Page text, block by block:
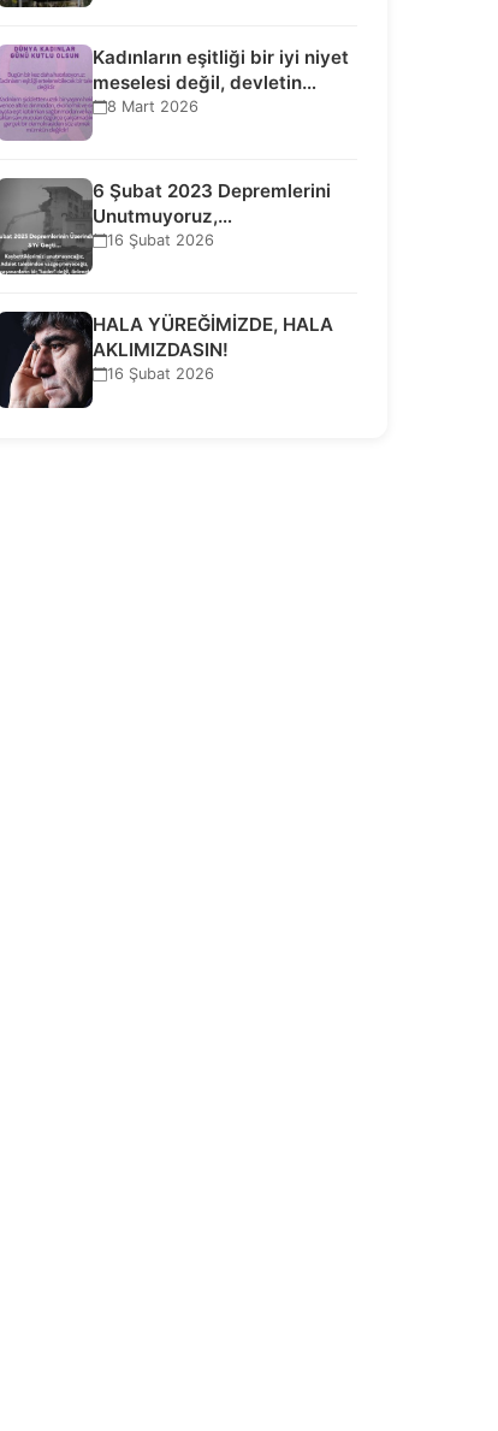
Kadınların eşitliği bir iyi niyet
meselesi değil, devletin
uluslararası insan…
8 Mart 2026
6 Şubat 2023 Depremlerini
Unutmuyoruz,
Vazgeçmiyoruz, Hesap
16 Şubat 2026
HALA YÜREĞİMİZDE, HALA
AKLIMIZDASIN!
16 Şubat 2026